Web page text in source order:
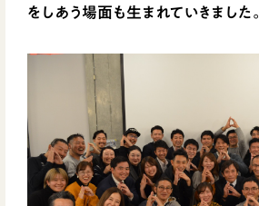
をしあう場面も生まれていきました。